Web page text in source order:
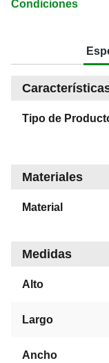
Condiciones
Tipo de
Materiales
Material
Medidas
Alto
Largo
Ancho